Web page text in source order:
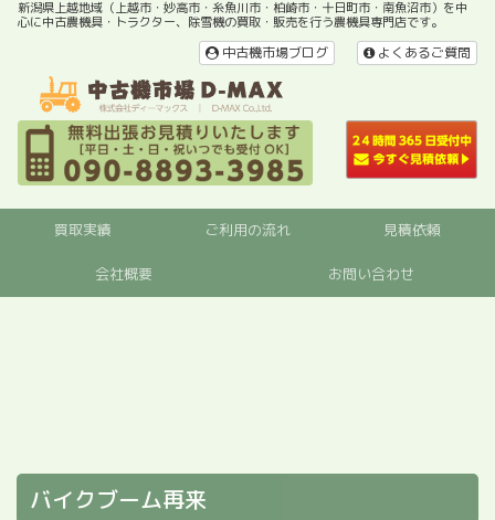
新潟県上越地域（上越市・妙高市・糸魚川市・柏崎市・十日町市・南魚沼市）を中
心に中古農機具・トラクター、除雪機の買取・販売を行う農機具専門店です。
よくあるご質問
中古機市場ブログ
買取実績 ご利用の流れ 見積依頼
会社概要 お問い合わせ
バイクブーム再来